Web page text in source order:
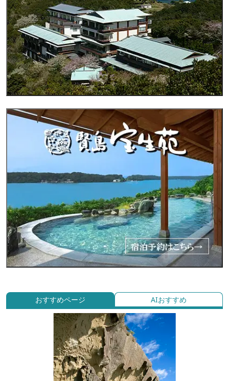
おすすめページ AIおすすめ